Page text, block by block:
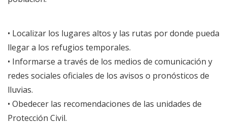
• Localizar los lugares altos y las rutas por donde pueda
llegar a los refugios temporales.
• Informarse a través de los medios de comunicación y
redes sociales oficiales de los avisos o pronósticos de
lluvias.
• Obedecer las recomendaciones de las unidades de
Protección Civil.